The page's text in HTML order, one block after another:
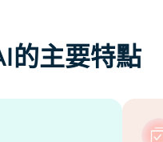
的主要特點